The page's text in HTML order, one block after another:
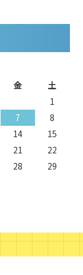
金 土
1
7
8
14
15
21
22
28
29